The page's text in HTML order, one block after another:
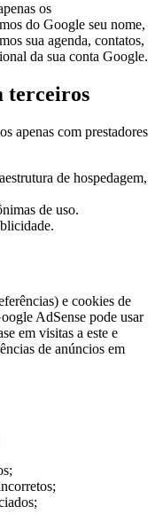
os
do Google seu nome,
sua agenda, contatos,
da sua conta Google.
terceiros
apenas com prestadores
de hospedagem,
de uso.
e cookies de
AdSense pode usar
em visitas a este e
de anúncios em